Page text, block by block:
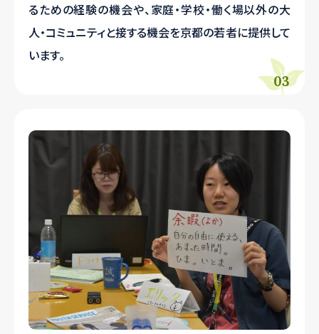
るための経験の機会や、家庭・学校・働く場以外の大
人・コミュニティと接する機会を京都の若者に提供して
います。